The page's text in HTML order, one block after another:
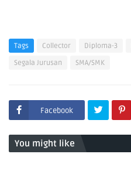
Tags Collector Diploma-3
Segala Jurusan
SMA/SMK
Facebook
You might like